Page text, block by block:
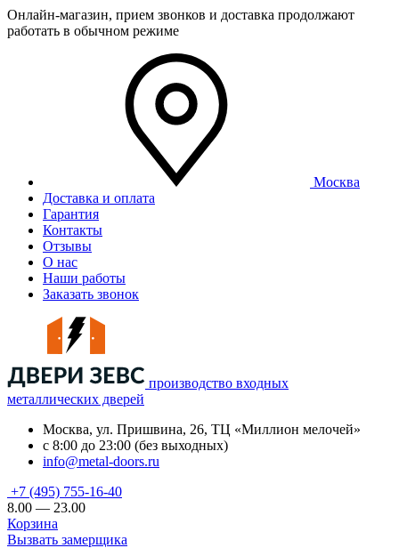
Онлайн-магазин, прием звонков и доставка продолжают
работать в обычном режиме
Москва
Доставка и оплата
Гарантия
Контакты
Отзывы
О нас
Наши работы
Заказать звонок
производство входных
металлических дверей
Москва, ул. Пришвина, 26, ТЦ «Миллион мелочей»
с 8:00 до 23:00 (без выходных)
info@metal-doors.ru
+7 (495) 755-16-40
8.00 — 23.00
Корзина
Вызвать замерщика